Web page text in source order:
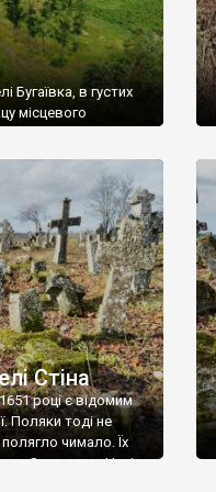
Бугаївка, в густих
місцевого
х роках минулого
лікарню. Коли із
Стіна
році є відомим
Поляки тоді не
чимало. Їх
Замковим. Нині